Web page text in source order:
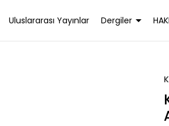
Uluslararası Yayınlar Dergiler